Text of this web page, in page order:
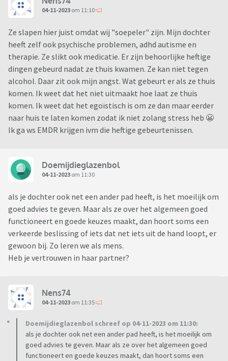
04-11-2023 om 11:10
Ze slapen hier juist omdat wij "soepeler" zijn. Mijn dochter
heeft zelf ook psychische problemen, adhd autisme en
therapie. Ze slikt ook medicatie. Er zijn behoorlijke heftige
dingen gebeurd nadat ze thuis kwamen. Ze kan niet tegen
alcohol. Daar zit ook mijn angst. Wat gebeurt er als ze thuis
komen. Ik weet dat het niet uitmaakt hoe laat ze thuis
komen. Ik weet dat het egoïstisch is om ze dan maar eerder
naar huis te laten komen zodat ik niet zolang stress heb 😬
Ik ga ws EMDR krijgen ivm die heftige gebeurtenissen.
Doemijdieglazenbol
04-11-2023 om 11:30
als je dochter ook net een ander pad heeft, is het moeilijk om
goed advies te geven. Maar als ze over het algemeen goed
functioneert en goede keuzes maakt, dan hoort soms een
verkeerde beslissing of iets dat net iets uit de hand loopt, er
gewoon bij. Zo leren we als mens.
Heb je vertrouwen in haar partner?
Nens74
04-11-2023 om 11:35
Doemijdieglazenbol schreef op 04-11-2023 om 11:30:
als je dochter ook net een ander pad heeft, is het moeilijk om
goed advies te geven. Maar als ze over het algemeen goed
functioneert en goede keuzes maakt, dan hoort soms een